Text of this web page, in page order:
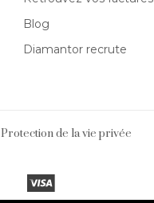
Blog
Diamantor recrute
Protection de la vie privée